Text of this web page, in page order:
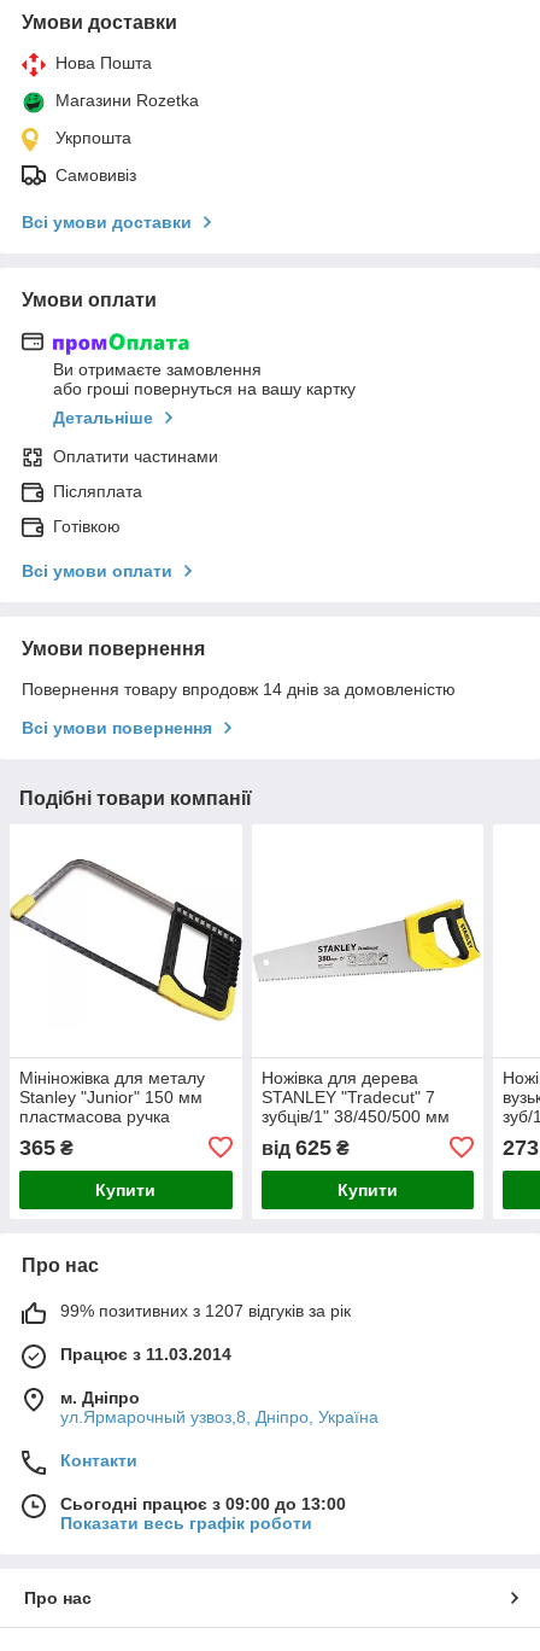
Умови доставки
Нова Пошта
Магазини Rozetka
Укрпошта
Самовивіз
Всі умови доставки
Умови оплати
Ви отримаєте замовлення
або гроші повернуться на вашу картку
Детальніше
Оплатити частинами
Післяплата
Готівкою
Всі умови оплати
Умови повернення
Повернення товару впродовж 14 днів за домовленістю
Всі умови повернення
Подібні товари компанії
Мініножівка для металу
Stanley "Junior" 150 мм
пластмасова ручка
365 ₴
Купити
Ножівка для дерева
STANLEY "Tradecut" 7
зубців/1" 38/450/500 мм
від 625₴
Купити
зуб/
273
Про нас
99% позитивних з 1207 відгуків за рік
Працює з 11.03.2014
м. Дніпро
ул.Ярмарочный узвоз,8, Дніпро, Україна
Контакти
Сьогодні працює з 09:00 до 13:00
Показати весь графік роботи
Про нас